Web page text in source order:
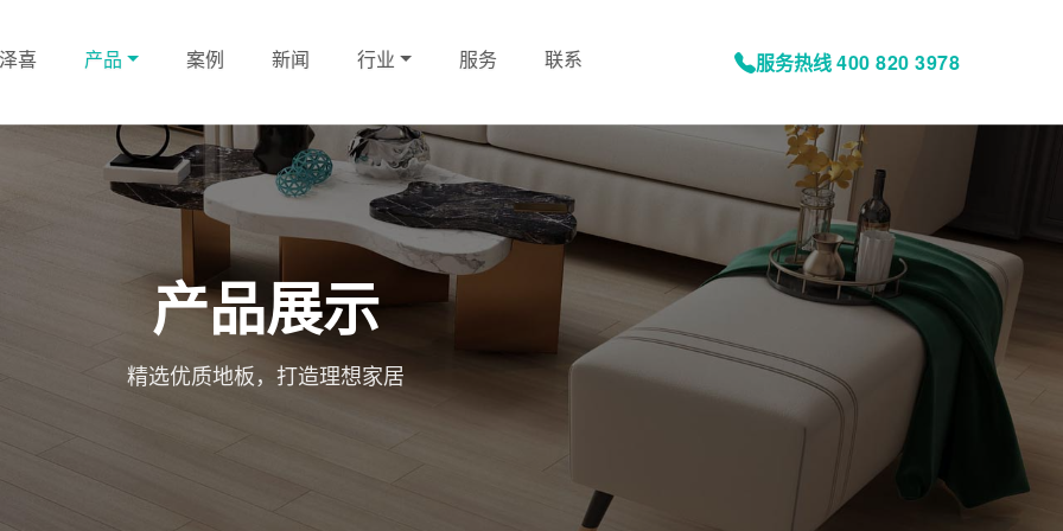
泽喜 产品 案例 新闻 行业 服务 联系 服务热线400 820 3978
产品展示
精选优质地板，打造理想家居